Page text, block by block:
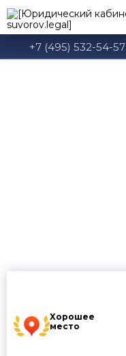
+7 (495) 532-54-57
Хорошее
место